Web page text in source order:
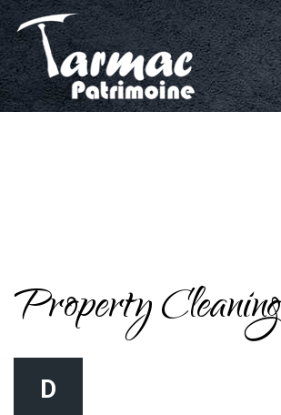
Property Cleaning
D